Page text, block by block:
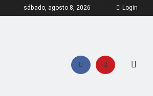
sábado, agosto 8, 2026 Login